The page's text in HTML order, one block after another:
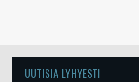
UUTISIA LYHYESTI